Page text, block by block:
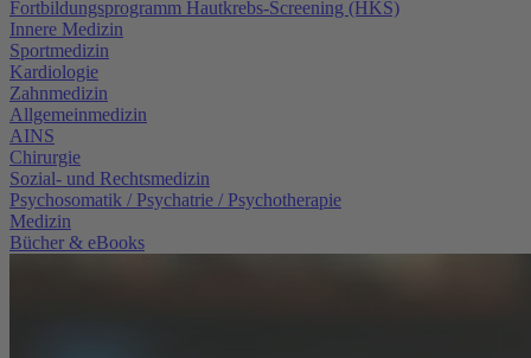
Fortbildungsprogramm Hautkrebs-Screening (HKS)
Innere Medizin
Sportmedizin
Kardiologie
Zahnmedizin
Allgemeinmedizin
AINS
Chirurgie
Sozial- und Rechtsmedizin
Psychosomatik / Psychatrie / Psychotherapie
Medizin
Bücher & eBooks